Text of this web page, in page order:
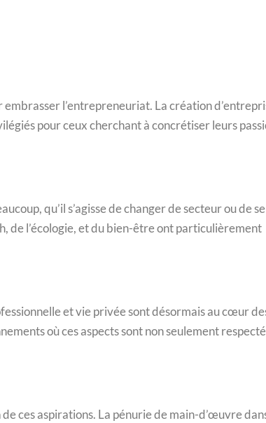
l’entrepreneuriat. La création
pour ceux cherchant à concrétiser leurs
qu’il s’agisse de changer de secteur ou de se
de l’écologie, et du bien-être ont particulièrement
et vie privée sont désormais au cœur
où ces aspects sont non seulement
ces aspirations. La pénurie de main-d’œuvre